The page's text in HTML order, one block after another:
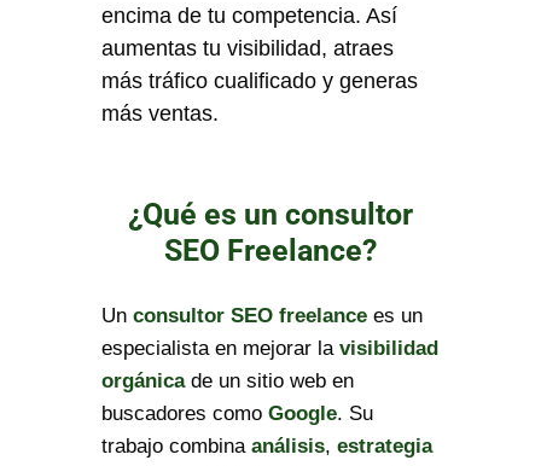
encima de tu competencia. Así
aumentas tu visibilidad, atraes
más tráfico cualificado y generas
más ventas.
¿Qué es un consultor
SEO Freelance?
Un consultor SEO freelance es un
especialista en mejorar la visibilidad
orgánicade un sitio web en
buscadores como Google. Su
trabajo combina análisis, estrategia